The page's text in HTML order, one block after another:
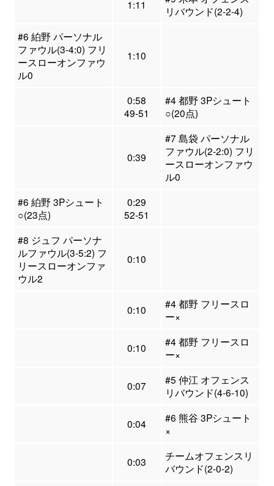
1:11
リバウンド(2-2-4)
#6 絈野 パーソナル
ファウル(3-4:0) フリ
ースローオンファウ
ル0
1:10
0:58
49-51
#4 都野 3Pシュート
○(20点)
0:39
#7 島袋 パーソナル
ファウル(2-2:0) フリ
ースローオンファウ
ル0
#6 絈野 3Pシュート
○(23点)
0:29
52-51
#8 ジュフ パーソナ
ルファウル(3-5:2) フ
リースローオンファ
ウル2
0:10
0:10
#4 都野 フリースロ
ー×
0:10
#4 都野 フリースロ
ー×
0:07
#5 仲江 オフェンス
リバウンド(4-6-10)
0:04
#6 熊谷 3Pシュート
×
0:03
チームオフェンスリ
バウンド(2-0-2)